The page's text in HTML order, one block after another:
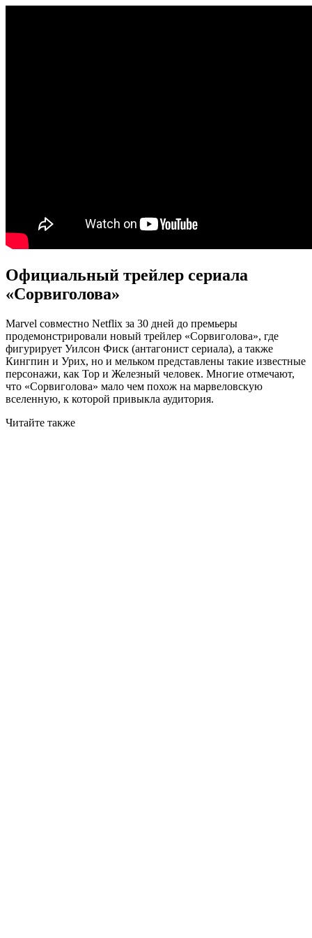
Официальный трейлер сериала
«Сорвиголова»
Marvel совместно Netflix за 30 дней до премьеры
продемонстрировали новый трейлер «Сорвиголова», где
фигурирует Уилсон Фиск (антагонист сериала), а также
Кингпин и Урих, но и мельком представлены такие известные
персонажи, как Тор и Железный человек. Многие отмечают,
что «Сорвиголова» мало чем похож на марвеловскую
вселенную, к которой привыкла аудитория.
Читайте также